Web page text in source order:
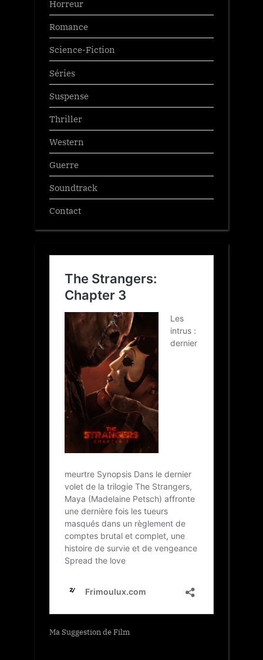
Horreur
Romance
Science-Fiction
Séries
Suspense
Thriller
Western
Guerre
Soundtrack
Contact
Ma Suggestion de Film